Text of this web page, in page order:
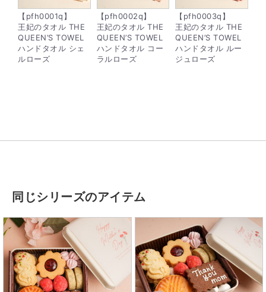
【pfh0001q】
王妃のタオル THE
QUEEN’S TOWEL
ハンドタオル シェ
ルローズ
【pfh0002q】
王妃のタオル THE
QUEEN’S TOWEL
ハンドタオル コー
ラルローズ
【pfh0003q】
王妃のタオル THE
QUEEN’S TOWEL
ハンドタオル ルー
ジュローズ
同じシリーズのアイテム